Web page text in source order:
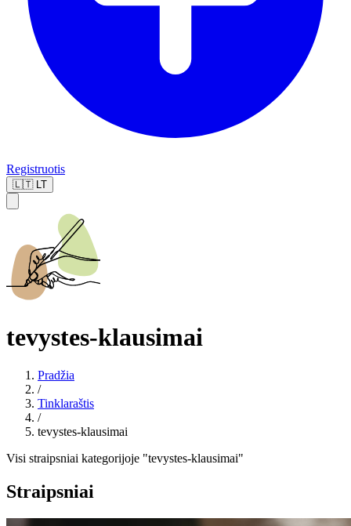
Registruotis
🇱🇹 LT
tevystes-klausimai
Pradžia
/
Tinklaraštis
/
tevystes-klausimai
Visi straipsniai kategorijoje "tevystes-klausimai"
Straipsniai